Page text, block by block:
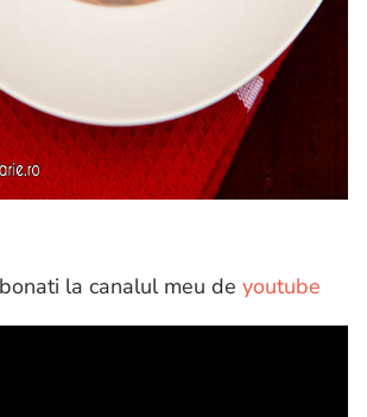
la canalul meu de youtube